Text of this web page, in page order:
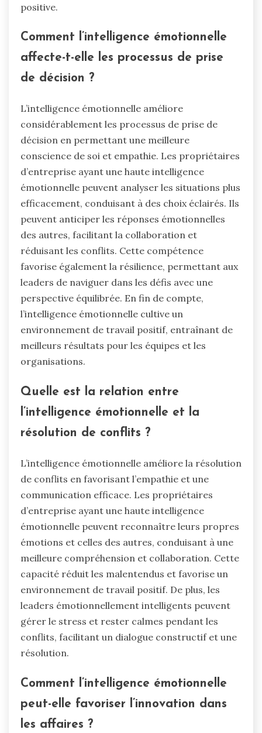
positive.
Comment l’intelligence émotionnelle
affecte-t-elle les processus de prise
de décision ?
L’intelligence émotionnelle améliore
considérablement les processus de prise de
décision en permettant une meilleure
conscience de soi et empathie. Les propriétaires
d’entreprise ayant une haute intelligence
émotionnelle peuvent analyser les situations plus
efficacement, conduisant à des choix éclairés. Ils
peuvent anticiper les réponses émotionnelles
des autres, facilitant la collaboration et
réduisant les conflits. Cette compétence
favorise également la résilience, permettant aux
leaders de naviguer dans les défis avec une
perspective équilibrée. En fin de compte,
l’intelligence émotionnelle cultive un
environnement de travail positif, entraînant de
meilleurs résultats pour les équipes et les
organisations.
Quelle est la relation entre
l’intelligence émotionnelle et la
résolution de conflits ?
L’intelligence émotionnelle améliore la résolution
de conflits en favorisant l’empathie et une
communication efficace. Les propriétaires
d’entreprise ayant une haute intelligence
émotionnelle peuvent reconnaître leurs propres
émotions et celles des autres, conduisant à une
meilleure compréhension et collaboration. Cette
capacité réduit les malentendus et favorise un
environnement de travail positif. De plus, les
leaders émotionnellement intelligents peuvent
gérer le stress et rester calmes pendant les
conflits, facilitant un dialogue constructif et une
résolution.
Comment l’intelligence émotionnelle
peut-elle favoriser l’innovation dans
les affaires ?